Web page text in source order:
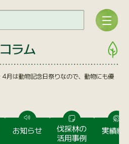
コラム
4月は動物記念日祭りなので、動物にも優
お知らせ
伐採林の
活用事例
実績紹